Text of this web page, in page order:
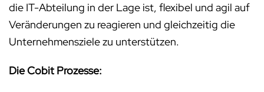
die IT-Abteilung in der Lage ist, flexibel und agil auf
Veränderungen zu reagieren und gleichzeitig die
Unternehmensziele zu unterstützen.
Die Cobit Prozesse: